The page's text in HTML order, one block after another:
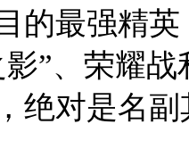
的最强精
”、荣耀
绝对是名